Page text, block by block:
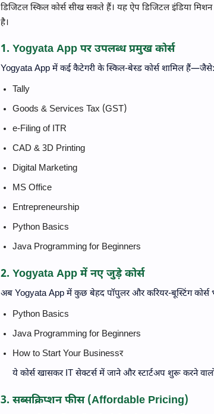
डिजिटल स्किल कोर्स सीख सकते हैं। यह ऐप डिजिटल इंडिया
है।
1. Yogyata App पर उपलब्ध प्रमुख कोर्स
Yogyata App में कई कैटेगरी के स्किल-बेस्ड कोर्स शामिल हैं—जैसे:
Tally
Goods & Services Tax (GST)
e-Filing of ITR
CAD & 3D Printing
Digital Marketing
MS Office
Entrepreneurship
Python Basics
Java Programming for Beginners
2. Yogyata App में नए जुड़े कोर्स
अब Yogyata App में कुछ बेहद पॉपुलर और करियर-बूस्टिंग कोर्स
Python Basics
Java Programming for Beginners
How to Start Your Businessर
ये कोर्स खासकर IT सेक्टर्स में जाने और स्टार्टअप शुरू करने
3. सब्सक्रिप्शन फीस (Affordable Pricing)